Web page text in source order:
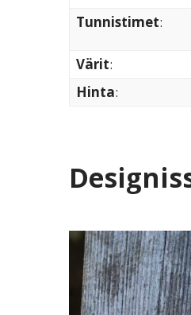
Tunnistimet:
Värit:
Hinta: